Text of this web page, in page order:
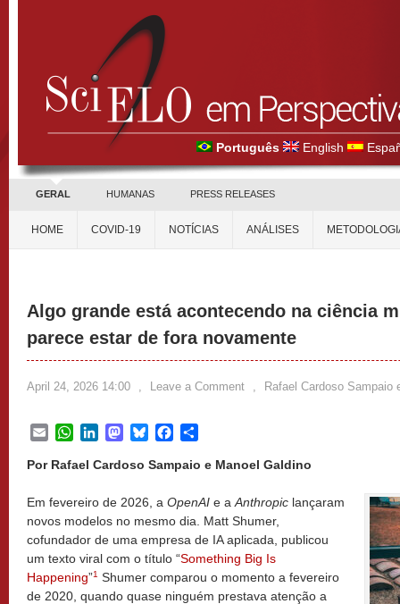
Português English
GERAL HUMANAS PRESS RELEASES
HOME COVID-19 NOTÍCIAS ANÁLISES
Algo grande está acontecendo na ciência
parece estar de fora novamente
April 24, 2026 14:00 , Leave a Comment , Rafael Cardoso Sampaio
EmailWhatsApp
LinkedInMastodon
BlueskyFacebook
Por Rafael Cardoso Sampaio e Manoel Galdino
Em fevereiro de 2026, a OpenAI e a Anthropic lançaram
novos modelos no mesmo dia. Matt Shumer,
cofundador de uma empresa de IA aplicada, publicou
um texto viral com o título “Something Big Is
Happening”1 Shumer comparou o momento a fevereiro
de 2020, quando quase ninguém prestava atenção a